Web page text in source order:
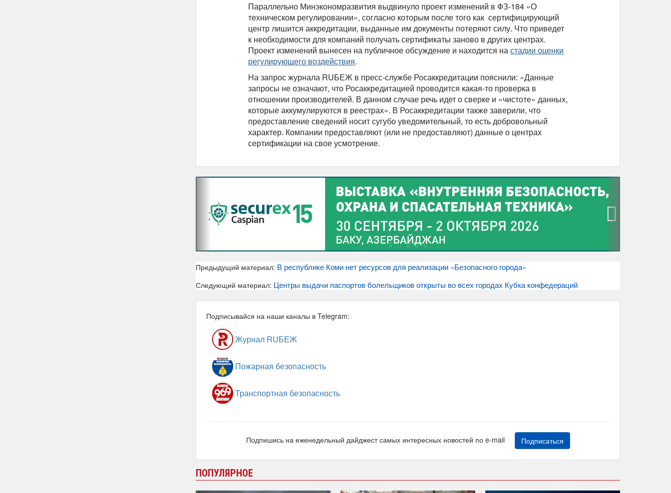
Параллельно Минэкономразвития выдвинуло проект изменений в ФЗ-184 «О
техническом регулировании», согласно которым после того как сертифицирующий
центр лишится аккредитации, выданные им документы потеряют силу. Что приведет
к необходимости для компаний получать сертификаты заново в других центрах.
Проект изменений вынесен на публичное обсуждение и находится настадии оценки
регулирующего воздействия.
На запрос журнала RUБЕЖ в пресс-службе Росаккредитации пояснили: «Данные
запросы не означают, что Росаккредитацией проводится какая-то проверка в
отношении производителей. В данном случае речь идет о сверке и «чистоте» данных,
которые аккумулируются в реестрах». В Росаккредитации также заверили, что
предоставление сведений носит сугубо уведомительный, то есть добровольный
характер. Компании предоставляют (или не предоставляют) данные о центрах
сертификации на свое усмотрение.
‹ ›
Предыдущий материал: В республике Коми нет ресурсов для реализации «Безопасного города»
Следующий материал: Центры выдачи паспортов болельщиков открыты во всех городах Кубка конфедераций
Подписывайся на наши каналы в Telegram:
Журнал RUБЕЖ
Пожарная безопасность
Транспортная безопасность
Подпишись на еженедельный дайджест самых интересных новостей по e-mail Подписаться
ПОПУЛЯРНОЕ